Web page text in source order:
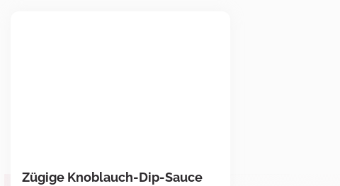
Zügige Knoblauch-Dip-Sauce